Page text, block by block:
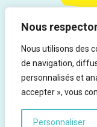
Nous
Nous utilisons des
de navigation,
personnalisés et
accepter », vous
Personnaliser
Tous droits réservés
Marteau 19, 1000